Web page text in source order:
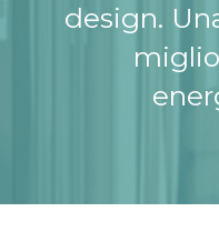
design.